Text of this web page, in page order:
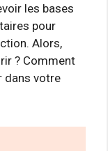
les bases
pour
Alors,
? Comment
dans votre